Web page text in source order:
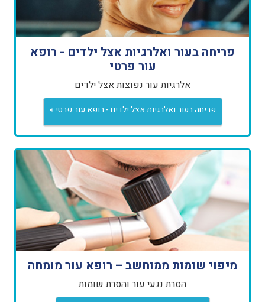
פריחה בעור ואלרגיות אצל ילדים - רופא
עור פרטי
אלרגיות עור נפוצות אצל ילדים
פריחה בעור ואלרגיות אצל ילדים - רופא עור פרטי »
מיפוי שומות ממוחשב – רופא עור מומחה
הסרת נגעי עור והסרת שומות